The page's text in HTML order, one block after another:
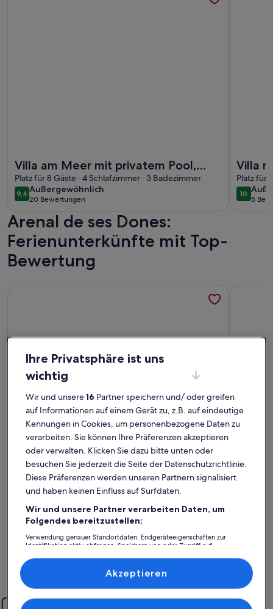
Villa am Meer mit privatem Pool,
atemberaubendem Meerblick
Platz für 8 Gäste · 4 Schlafzimmer · 3 Badezimmer
9,49,4 von 10
Außergewöhnlich
außergewöhnlich
20 Bewertungen
(20
bewertungen)
Villa
D' Or
Platz für
1010 von
5
(5
Arenal de ses Dones:
Ferienunterkünfte mit Top-
Bewertung
Weitere Infos zu IM Zentrum. Unvergleichliche!!! Im
Individuell und besonders
10 von 10
Außergewöhnlich
außergewöhnlich
49 Bewertungen
(49
bewertungen)
Wohnung. Liebevoll mit schönen Details eingerichtet und
mittendrin in Santanyí. Immer wieder gerne.
Aufenthalt im Juli 2025
Weitere Infos zu IM Zentrum. Unvergleichliche!!! Im
Einfach sorglos
Ihre Privatsphäre ist uns
wichtig
Wir und unsere16 Partner speichern und/ oder greifen
auf Informationen auf einem Gerät zu, z.B. auf eindeutige
Kennungen in Cookies, um personenbezogene Daten zu
verarbeiten. Sie können Ihre Präferenzen akzeptieren
oder verwalten. Klicken Sie dazu bitte unten oder
besuchen Sie jederzeit die Seite der Datenschutzrichtlinie.
Diese Präferenzen werden unseren Partnern signalisiert
und haben keinen Einfluss auf Surfdaten.
Wir und unsere Partner verarbeiten Daten, um
Folgendes bereitzustellen:
Verwendung genauer Standortdaten. Endgeräteeigenschaften zur
Identifikation aktiv abfragen. Speichern von oder Zugriff auf
Inhalte, Messung von Werbeleistung und der Performance von Inhalten,
Zielgruppenforschung sowie Entwicklung und Verbesserung von
Liste der Partner (Lieferanten)
Akzeptieren